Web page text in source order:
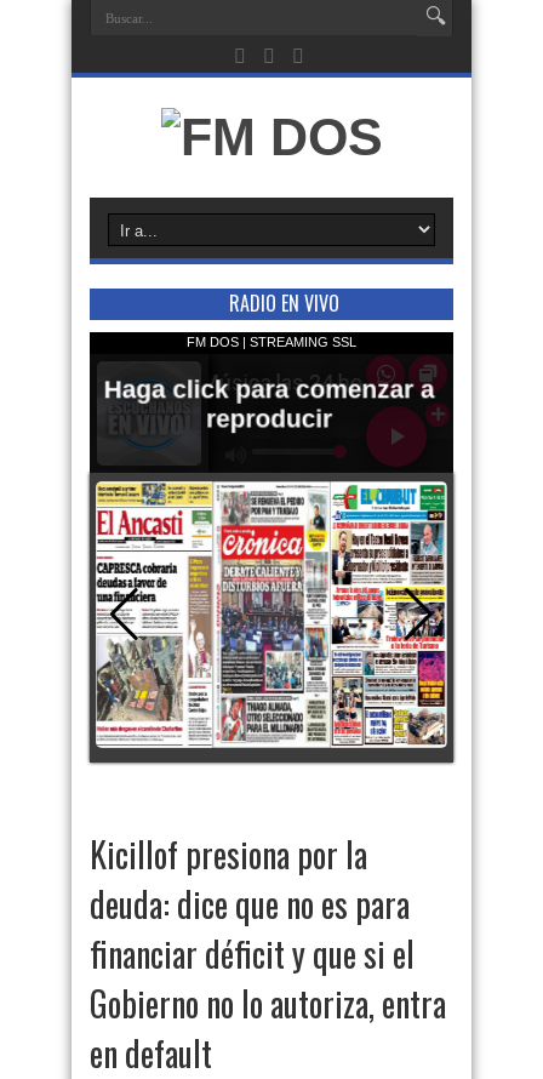
RADIO EN VIVO
Kicillof presiona por la
deuda: dice que no es para
financiar déficit y que si el
Gobierno no lo autoriza, entra
en default